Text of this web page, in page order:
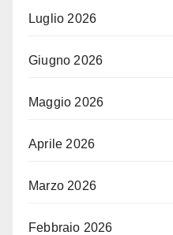
Luglio 2026
Giugno 2026
Maggio 2026
Aprile 2026
Marzo 2026
Febbraio 2026